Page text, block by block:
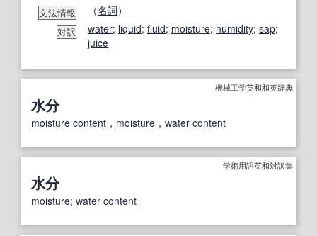
文法情報 （名詞）
対訳 water; liquid; fluid; moisture; humidity; sap;
juice
機械工学英和和英辞典
水分
moisture content ， moisture ， water content
学術用語英和対訳集
水分
moisture; water content